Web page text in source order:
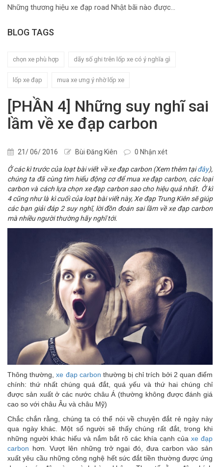
Những thương hiệu xe đạp road Nhật bãi nào được...
BLOG TAGS
chọn xe phù hợp dãy số ghi trên lốp xe có ý nghĩa gì
lốp xe đạp mua xe ưng ý nhờ lốp xe
[PHẦN 4] Những suy nghĩ sai
lầm về xe đạp carbon
21/ 06/ 2016 Bùi Đăng Kiên 0 Nhận xét
Ở các kì trước của loạt bài viết về xe đạp carbon (Xem thêm tạiđây),
chúng ta đã cùng tìm hiểu động cơ để mua xe đạp carbon, các loại
carbon và cách lựa chọn xe đạp carbon sao cho hiệu quả nhất. Ở kì
4 cũng như là kì cuối của loạt bài viết này, Xe đạp Trung Kiên sẽ giúp
các bạn giải đáp 2 suy nghĩ, lời đồn đoán sai lầm về xe đạp carbon
mà nhiều người thường hãy nghĩ tới.
Thông thường,xe đạp carbon thường bị chỉ trích bởi 2 quan điểm
chính: thứ nhất chúng quá đắt, quá yếu và thứ hai chúng chỉ
được sản xuất ở các nước châu Á (thường không được đánh giá
cao so với châu Âu và châu Mỹ)
Chắc chắn rằng, chúng ta có thể nói về chuyện đắt rẻ ngày này
qua ngày khác. Một số người sẽ thấy chúng rất đắt, trong khi
những người khác hiểu và nắm bắt rõ các khía cạnh của xe đạp
carbon hơn. Vượt lên những trở ngại đó, đưa carbon vào sản
xuất yêu cầu những công nghệ hết sức đắt tiền thường được ứng